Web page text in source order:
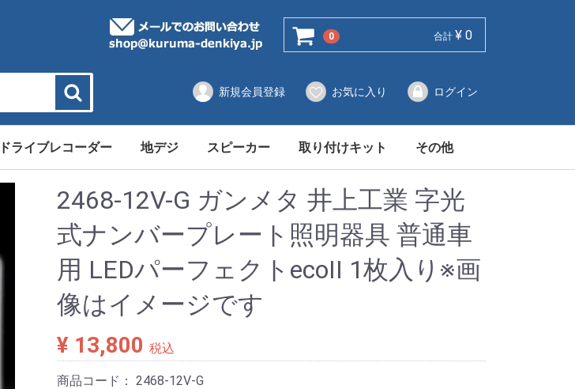
0 合計 ¥ 0
新規会員登録 お気に入り ログイン
ドライブレコーダー
ACアダプター
地デジ
地デジポータブルTV
地デジチューナー
スピーカー
カースピーカー
パワーアンプ
取り付けキット
オーディオ,ナビ トヨタ車用
ホンダ車用
日産車用
ダイハツ車用
スズキ車用
スバル車用
三菱車用
マツダ車用
外車用
カースピーカー
モニタースタンド
車載モニター
オプション iPOT関連オプション
ステアリングアダプ
その他オプションパ
その他
カーセキュリティー
LEDライト
レーダー探知機
発電機
拡声器
ポータブル冷蔵庫
カー用品その他
キッチン用品
2468-12V-G ガンメタ 井上工業 字光
式ナンバープレート照明器具 普通車
用 LEDパーフェクトecoII 1枚入り※画
像はイメージです
¥ 13,800 税込
商品コード： 2468-12V-G